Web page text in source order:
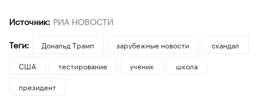
Источник: РИА НОВОСТИ
Теги:
Дональд Трамп зарубежные новости
скандал
США
тестирование ученик
школа
президент